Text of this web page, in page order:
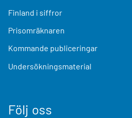
Finland i siffror
Prisomräknaren
Kommande publiceringar
Undersökningsmaterial
Följ oss